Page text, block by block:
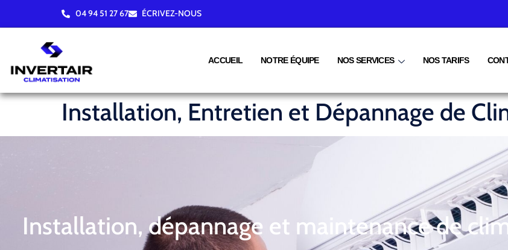
04 94 51 27 67 ÉCRIVEZ-NOUS
ACCUEIL NOTRE ÉQUIPE NOS SERVICES NOS TARIFS
Installation, Entretien et Dépannage de
Installation, dépannage et maintenance de